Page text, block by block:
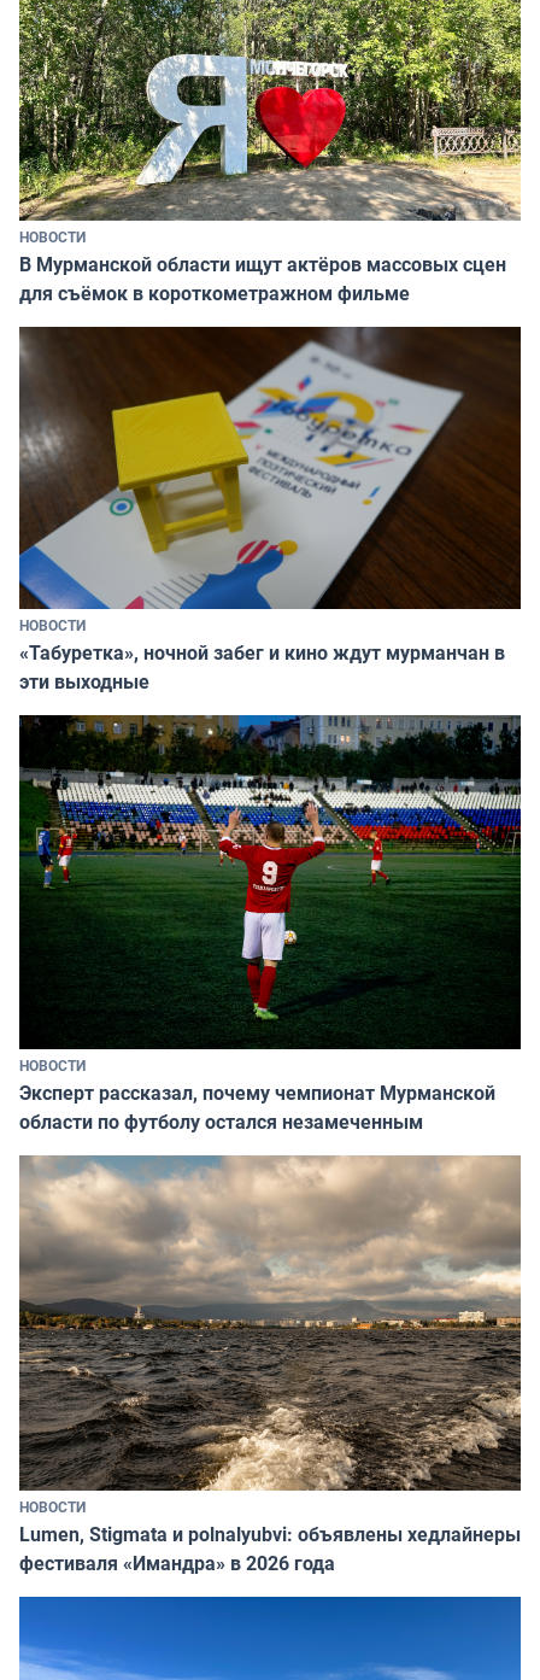
НОВОСТИ
В Мурманской области ищут актёров массовых сцен
для съёмок в короткометражном фильме
НОВОСТИ
«Табуретка», ночной забег и кино ждут мурманчан в
эти выходные
НОВОСТИ
Эксперт рассказал, почему чемпионат Мурманской
области по футболу остался незамеченным
НОВОСТИ
Lumen, Stigmata и polnalyubvi: объявлены хедлайнеры
фестиваля «Имандра» в 2026 года